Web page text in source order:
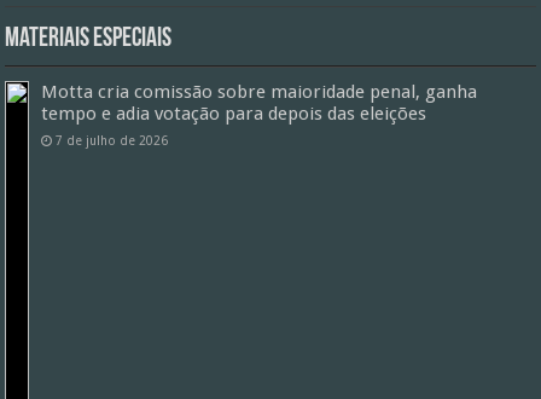
Materiais especiais
Motta cria comissão sobre maioridade penal, ganha
tempo e adia votação para depois das eleições
7 de julho de 2026